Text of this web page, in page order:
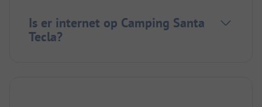
Is er internet op Camping Santa
Tecla?